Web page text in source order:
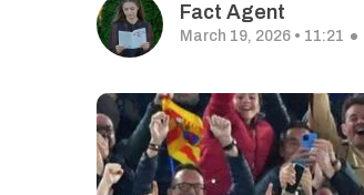
Fact Agent
March 19, 2026 • 11:21